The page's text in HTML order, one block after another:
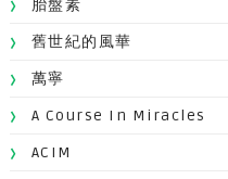
胎盤素
舊世紀的風華
萬寧
A Course In Miracles
ACIM